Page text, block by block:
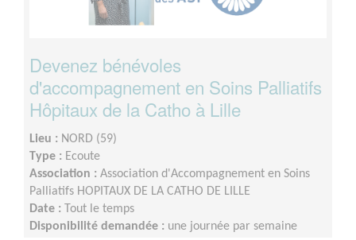
Devenez bénévoles
d'accompagnement en Soins Palliatifs
Hôpitaux de la Catho à Lille
Lieu : NORD (59)
Type : Ecoute
Association : Association d'Accompagnement en Soins
Palliatifs HOPITAUX DE LA CATHO DE LILLE
Date :
Tout le temps
Disponibilité demandée : une journée par semaine